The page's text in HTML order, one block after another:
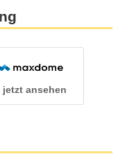
jetzt ansehen